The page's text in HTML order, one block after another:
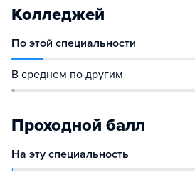
Колледжей
По этой специальности
В среднем по другим
Проходной балл
На эту специальность